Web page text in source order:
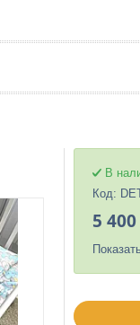
В
Код:
5